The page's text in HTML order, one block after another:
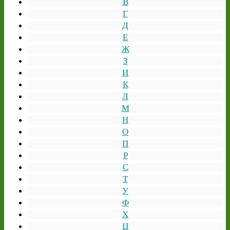
Г
Д
Е
Ж
З
И
К
Л
М
Н
О
П
Р
С
Т
У
Ф
Х
Ц